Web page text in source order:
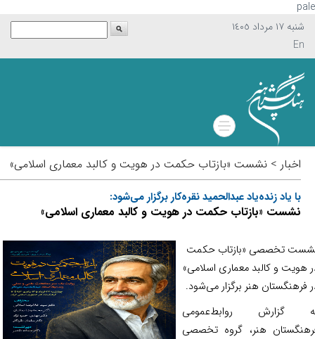
شنبه ١٧ مرداد ١٤٠٥
اخبار > نشست «بازتاب حکمت در هویت و کالبد معماری اسلامی»
با یاد زنده‌یاد عبدالحمید نقره‌کار برگزار می‎‌شود:
نشست «بازتاب حکمت در هویت و کالبد معماری اسلامی»
تخصصی «بازتاب حکمت
و کالبد معماری اسلامی»
هنر برگزار می‌شود.
گزارش روابط‌عمومی
هنر، گروه تخصصی